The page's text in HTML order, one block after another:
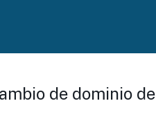
de dominio de